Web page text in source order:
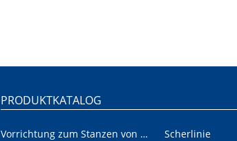
PRODUKTKATALOG
Vorrichtung zum Stanzen von Innen-/Außenplatinen im Automobilbereich
Scherlinie